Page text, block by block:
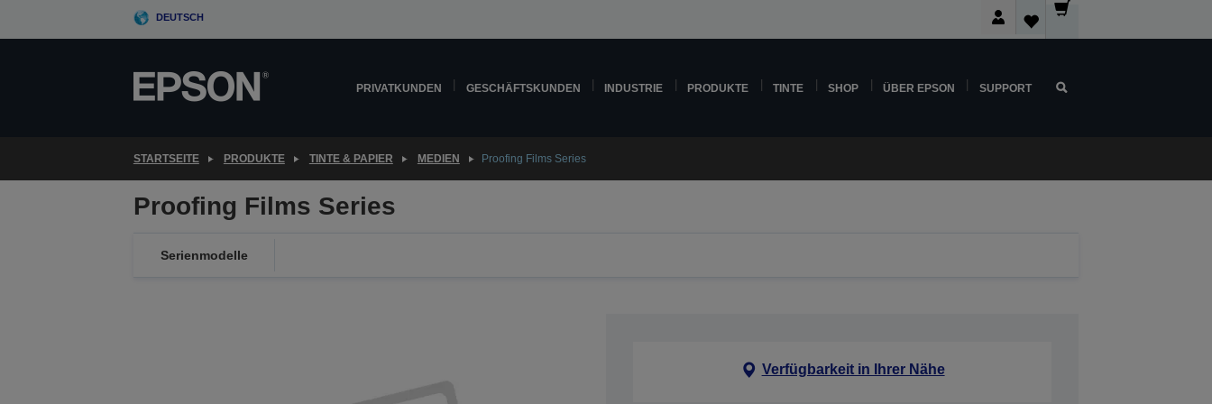
DEUTSCH
PRIVATKUNDEN GESCHÄFTSKUNDEN INDUSTRIE PRODUKTE TINTE SHOP ÜBER EPSON SUPPORT
STARTSEITE PRODUKTE TINTE & PAPIER MEDIEN Proofing Films Series
Proofing Films Series
Serienmodelle
Verfügbarkeit in Ihrer Nähe